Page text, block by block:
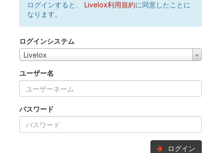
ログインすると、
Livelox利用規約に同意したことに
なります。
ログインシステム
Livelox
ユーザー名
パスワード
ログイン